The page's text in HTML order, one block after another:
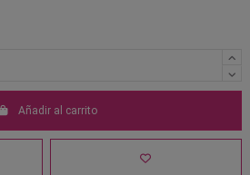
Añadir al carrito